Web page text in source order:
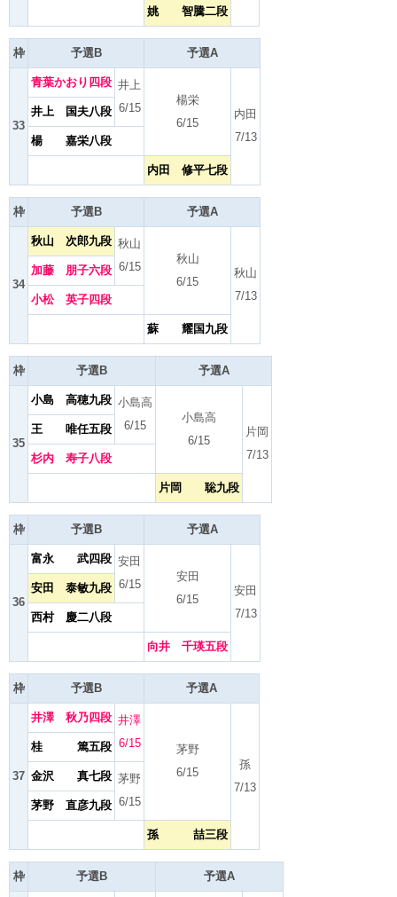
姚 智騰二段
枠 予選B 予選A
33
青葉かおり四段 井上
6/15
楊栄
6/15
内田
7/13
井上 国夫八段
楊 嘉栄八段
内田 修平七段
枠 予選B 予選A
34
秋山 次郎九段 秋山
6/15
秋山
6/15
秋山
7/13
加藤 朋子六段
小松 英子四段
蘇 耀国九段
枠 予選B 予選A
35
小島 高穂九段 小島高
6/15
小島高
6/15
片岡
7/13
王 唯任五段
杉内 寿子八段
片岡 聡九段
枠 予選B 予選A
36
富永 武四段 安田
6/15
安田
6/15
安田
7/13
安田 泰敏九段
西村 慶二八段
向井 千瑛五段
枠 予選B 予選A
37
井澤 秋乃四段 井澤
6/15
茅野
6/15
孫
7/13
桂 篤五段
金沢 真七段 茅野
6/15
茅野 直彦九段
孫 喆三段
枠 予選B 予選A